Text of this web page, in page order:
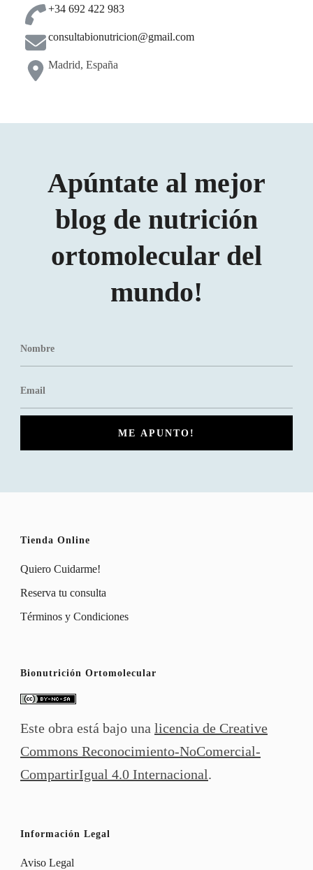
+34 692 422 983
consultabionutricion@gmail.com
Madrid, España
Apúntate al mejor
blog de nutrición
ortomolecular del
mundo!
Tienda Online
Quiero Cuidarme!
Reserva tu consulta
Términos y Condiciones
Bionutrición Ortomolecular
Este obra está bajo una licencia de Creative
Commons Reconocimiento-NoComercial-
CompartirIgual 4.0 Internacional.
Información Legal
Aviso Legal